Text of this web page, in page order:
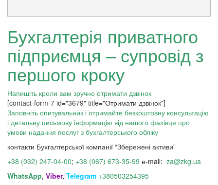
Бухгалтерія приватного
підприємця – супровід з
першого кроку
Напишіть кроли вам зручно отримати дзвінок
[contact-form-7 id="3679" title="Отримати дзвінок"]
Заповніть опитувальник і отримайте безкоштовну консультацію
і детальну письмову інформацію від нашого фахівця про
умови надання послуг з бухгалтерського обліку
контакти Бухгалтерської компанії “Збережені активи”
+38 (032) 247-04-00; +38 (067) 673-35-99 е-mail: za@zkg.ua
WhatsApp, Viber, Telegram +380503254395